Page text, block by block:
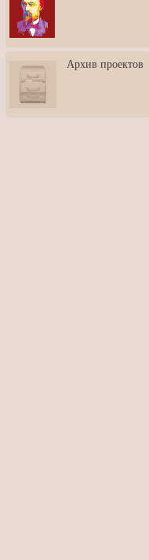
3: Обусловленности
человека и их влияние на
карьеру
скульптором Дмитрием
Тугариновым
АртБульвар в День города
Архив проектов